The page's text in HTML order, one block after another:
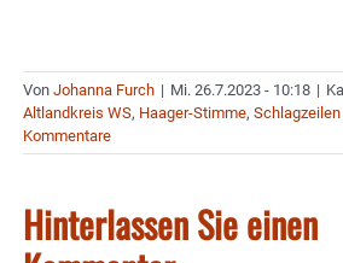
Von Johanna Furch | Mi. 26.7.2023 - 10:18 |
Altlandkreis WS, Haager-Stimme, Schlagzeilen
Kommentare
Hinterlassen Sie einen